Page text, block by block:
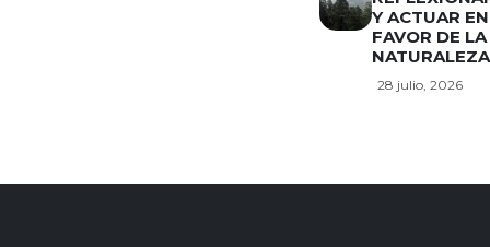
Y ACTUAR EN
FAVOR DE LA
NATURALEZA
28 julio, 2026